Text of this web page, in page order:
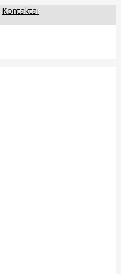
Kontaktai